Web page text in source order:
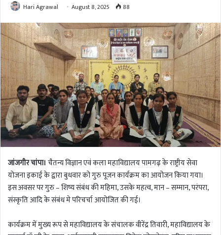
Hari Agrawal August 8, 2025 88
जांजगीर चांपा। चैतन्य विज्ञान एवं कला महाविद्यालय पामगढ़ के राष्ट्रीय सेवा
योजना इकाई के द्वारा बुधवार को गुरु पूजन कार्यक्रम का आयोजन किया गया।
इस अवसर पर गुरु – शिष्य संबंध की महिमा, उसके महत्व, मान – सम्मान, परंपरा,
संस्कृति आदि के संबंध मे परिचर्चा आयोजित की गई।
कार्यक्रम में मुख्य रूप से महाविद्यालय के संचालक वीरेंद्र तिवारी, महाविद्यालय के